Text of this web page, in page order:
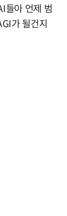
들아 언제 범
가 될건지